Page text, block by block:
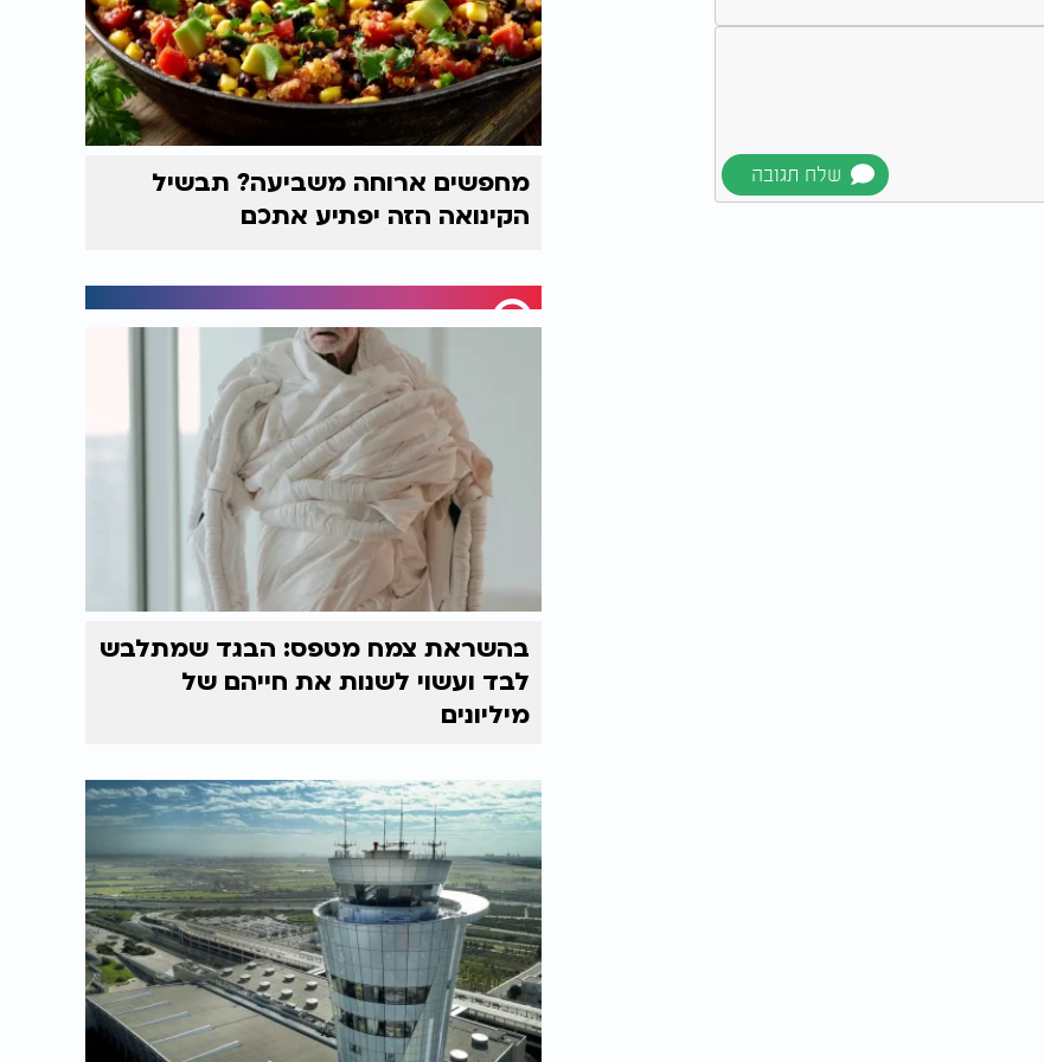
מחפשים ארוחה משביעה? תבשיל
הקינואה הזה יפתיע אתכם
בהשראת צמח מטפס: הבגד שמתלבש
לבד ועשוי לשנות את חייהם של
מיליונים